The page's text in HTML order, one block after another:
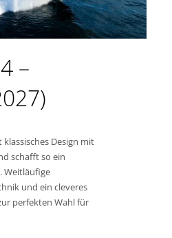
–
Design mit
schafft so ein
Weitläufige
und ein cleveres
perfekten Wahl für